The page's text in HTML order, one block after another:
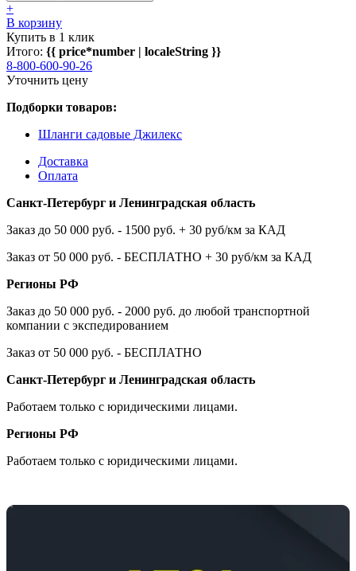
+
В корзину
Купить в 1 клик
Итого: {{ price*number | localeString }}
8-800-600-90-26
Уточнить цену
Подборки товаров:
Шланги садовые Джилекс
Доставка
Оплата
Санкт-Петербург и Ленинградская область
Заказ до 50 000 руб. - 1500 руб. + 30 руб/км за КАД
Заказ от 50 000 руб. - БЕСПЛАТНО + 30 руб/км за КАД
Регионы РФ
Заказ до 50 000 руб. - 2000 руб. до любой транспортной
компании с экспедированием
Заказ от 50 000 руб. - БЕСПЛАТНО
Санкт-Петербург и Ленинградская область
Работаем только с юридическими лицами.
Регионы РФ
Работаем только с юридическими лицами.